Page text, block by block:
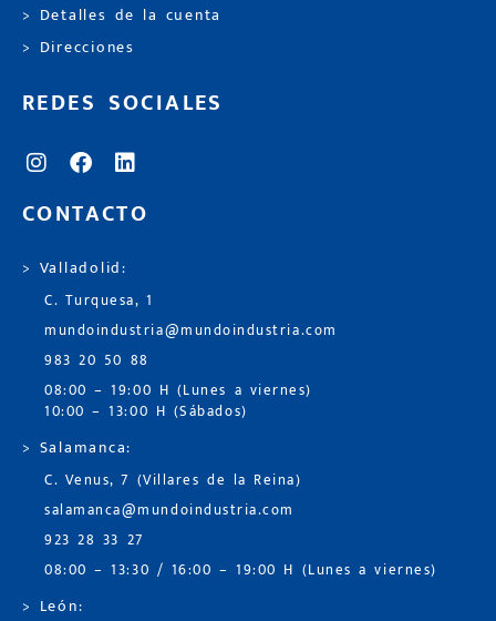
> Detalles de la cuenta
> Direcciones
REDES SOCIALES
CONTACTO
> Valladolid:
C. Turquesa, 1
mundoindustria@mundoindustria.com
983 20 50 88
08:00 – 19:00 H (Lunes a viernes)
10:00 – 13:00 H (Sábados)
> Salamanca:
C. Venus, 7 (Villares de la Reina)
salamanca@mundoindustria.com
923 28 33 27
08:00 – 13:30 / 16:00 – 19:00 H (Lunes a viernes)
> León: